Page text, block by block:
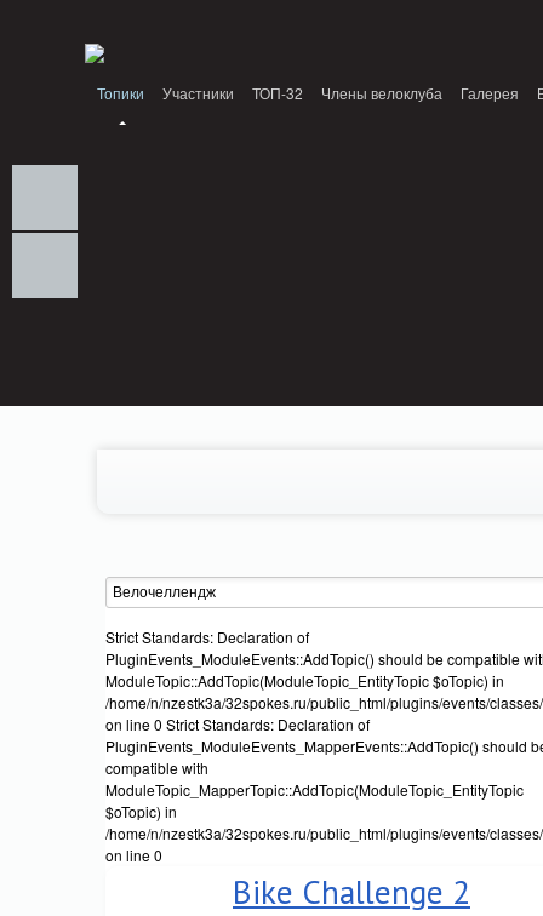
Топики Участники ТОП-32 Члены велоклуба Галерея
Strict Standards: Declaration of
PluginEvents_ModuleEvents::AddTopic() should be compatible
ModuleTopic::AddTopic(ModuleTopic_EntityTopic $oTopic) in
/home/n/nzestk3a/32spokes.ru/public_html/plugins/events/
on line 0 Strict Standards: Declaration of
PluginEvents_ModuleEvents_MapperEvents::AddTopic() should
compatible with
ModuleTopic_MapperTopic::AddTopic(ModuleTopic_EntityTopic
$oTopic) in
/home/n/nzestk3a/32spokes.ru/public_html/plugins/events/
on line 0
Bike Challenge 2